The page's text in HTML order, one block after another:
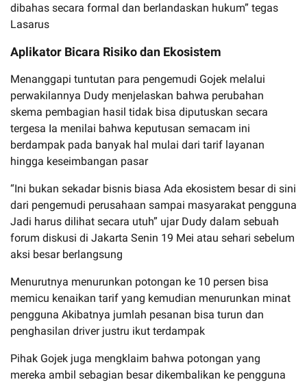
dibahas secara formal dan berlandaskan hukum” tegas
Lasarus
Aplikator Bicara Risiko dan Ekosistem
Menanggapi tuntutan para pengemudi Gojek melalui
perwakilannya Dudy menjelaskan bahwa perubahan
skema pembagian hasil tidak bisa diputuskan secara
tergesa Ia menilai bahwa keputusan semacam ini
berdampak pada banyak hal mulai dari tarif layanan
hingga keseimbangan pasar
“Ini bukan sekadar bisnis biasa Ada ekosistem besar di sini
dari pengemudi perusahaan sampai masyarakat pengguna
Jadi harus dilihat secara utuh” ujar Dudy dalam sebuah
forum diskusi di Jakarta Senin 19 Mei atau sehari sebelum
aksi besar berlangsung
Menurutnya menurunkan potongan ke 10 persen bisa
memicu kenaikan tarif yang kemudian menurunkan minat
pengguna Akibatnya jumlah pesanan bisa turun dan
penghasilan driver justru ikut terdampak
Pihak Gojek juga mengklaim bahwa potongan yang
mereka ambil sebagian besar dikembalikan ke pengguna